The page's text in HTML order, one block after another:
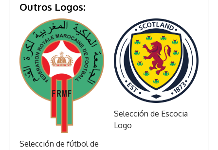
Outros Logos:
Selección de fútbol de
Selección de Escocia
Logo